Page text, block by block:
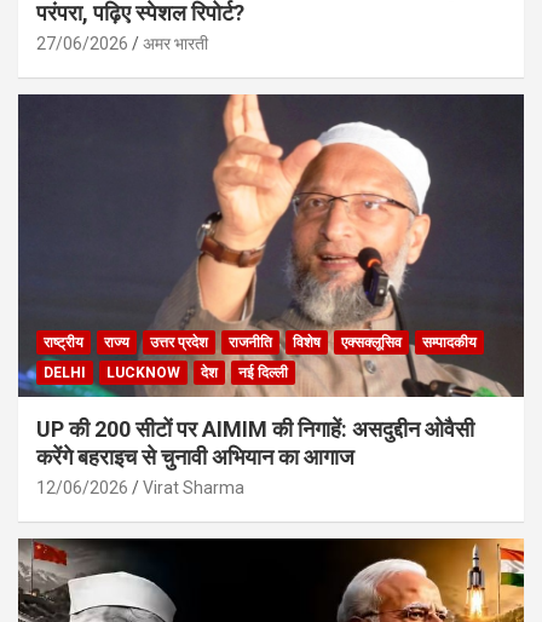
परंपरा, पढ़िए स्पेशल रिपोर्ट?
27/06/2026 अमर भारती
राष्ट्रीय राज्य उत्तर प्रदेश राजनीति विशेष एक्सक्लूसिव
सम्पादकीय
DELHI
LUCKNOW देश नई दिल्ली
UP की 200 सीटों पर AIMIM की निगाहें: असदुद्दीन ओवैसी
करेंगे बहराइच से चुनावी अभियान का आगाज
12/06/2026 Virat Sharma